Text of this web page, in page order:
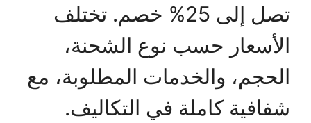
تصل إلى 25% خصم. تختلف
الأسعار حسب نوع الشحنة،
الحجم، والخدمات المطلوبة، مع
شفافية كاملة في التكاليف.